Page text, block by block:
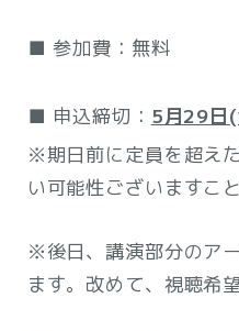
■ 参加費：無料
■ 申込締切： 5月29
※期日前に定員を超え
い可能性ございますこ
※後日、講演部分のア
ます。改めて、視聴希